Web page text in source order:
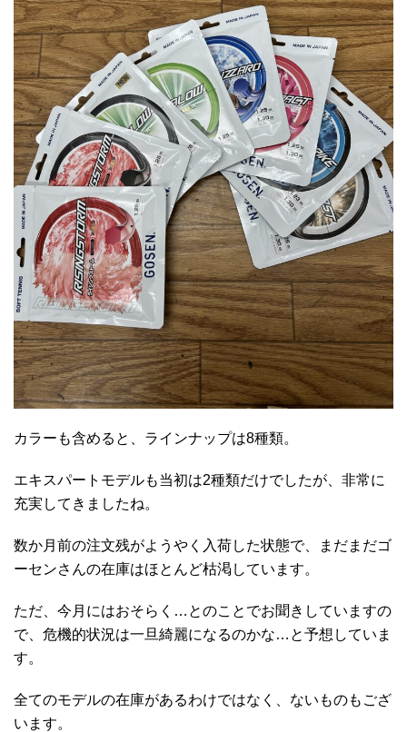
カラーも含めると、ラインナップは8種類。
エキスパートモデルも当初は2種類だけでしたが、非常に
充実してきましたね。
数か月前の注文残がようやく入荷した状態で、まだまだゴ
ーセンさんの在庫はほとんど枯渇しています。
ただ、今月にはおそらく…とのことでお聞きしていますの
で、危機的状況は一旦綺麗になるのかな…と予想していま
す。
全てのモデルの在庫があるわけではなく、ないものもござ
います。